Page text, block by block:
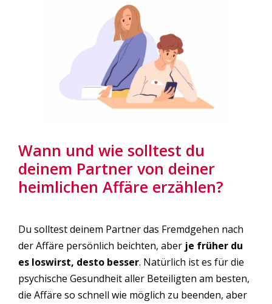
Wann und wie solltest du
deinem Partner von deiner
heimlichen Affäre erzählen?
Du solltest deinem Partner das Fremdgehen nach
der Affäre persönlich beichten, aber je früher du
es loswirst, desto besser. Natürlich ist es für die
psychische Gesundheit aller Beteiligten am besten,
die Affäre so schnell wie möglich zu beenden, aber